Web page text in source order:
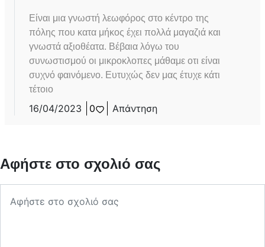
Είναι μια γνωστή λεωφόρος στο κέντρο της
πόλης που κατα μήκος έχει πολλά μαγαζιά και
γνωστά αξιοθέατα. Βέβαια λόγω του
συνωστισμού οι μικροκλοπες μάθαμε οτι είναι
συχνό φαινόμενο. Ευτυχώς δεν μας έτυχε κάτι
τέτοιο
16/04/2023 0 Απάντηση
Αφήστε στο σχολιό σας